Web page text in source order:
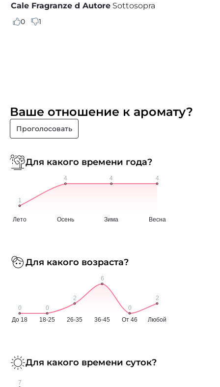
Cale Fragranze d Autore Sottosopra
0 1
Ваше отношение к аромату?
Проголосовать
Для какого времени года?
Для какого возраста?
Для какого времени суток?